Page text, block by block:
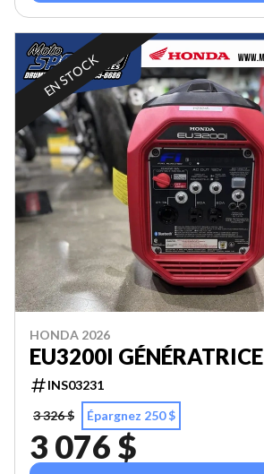
EN STOCK
HONDA 2026
EU3200I GÉNÉRATRICE
INS03231
3 326 $
Épargnez 250 $
3 076 $